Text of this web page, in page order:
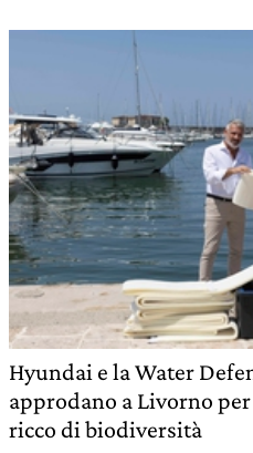
Hyundai e la Water
approdano a Livorno
ricco di biodiversità